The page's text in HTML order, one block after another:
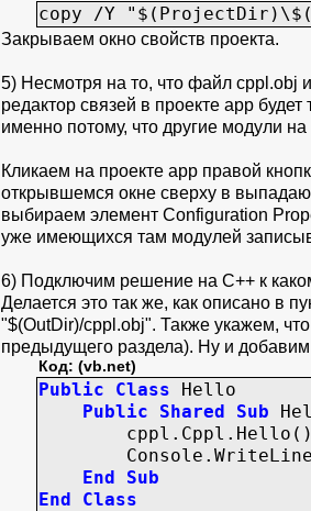
copy /Y
Закрываем окно свойств проекта.
5) Несмотря на то, что файл cppl.obj
редактор связей в проекте app
именно потому, что другие модули
Кликаем на проекте app правой
открывшемся окне сверху в
выбираем элемент Configuration
уже имеющихся там модулей
6) Подключим решение на C++ к
Делается это так же, как описано в
"$(OutDir)/cppl.obj". Также укажем,
предыдущего раздела). Ну и
Код: (vb.net)
Public Class Hello
Public
Shared Sub
cppl . Cppl . Hello (
Console .
End
Sub
End
Class